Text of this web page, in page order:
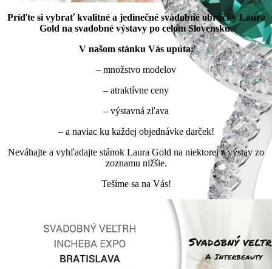
Príďte si vybrať kvalitné a jedinečné svadobné obrúčky Laura
Gold na svadobné výstavy po celom Slovensku.
V našom stánku Vás upúta:
– množstvo modelov
– atraktívne ceny
– výstavná zľava
– a naviac ku každej objednávke darček!
Neváhajte a vyhľadajte stánok Laura Gold na niektorej z výstav zo
zoznamu nižšie.
Tešíme sa na Vás!